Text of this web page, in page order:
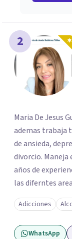
2
Maria De Jesus
ademas trabaja
de ansieda,
divorcio. Maneja
años de
las diferntes
Adicciones
WhatsApp